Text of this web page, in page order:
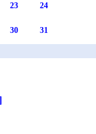
23 24
30 31